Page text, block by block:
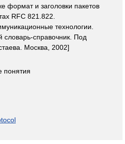
формат и заголовки пакетов
RFC 821.822.
технологии.
словарь-справочник. Под
Москва, 2002]
понятия